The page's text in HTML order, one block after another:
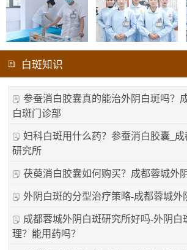
白斑知识
参蚕消白胶囊真的能治外阴白斑吗？
白斑门诊部
妇科白斑用什么药？参蚕消白胶囊_
研究所
茯萸消白胶囊如何购买？成都蓉城外
外阴白斑的分型治疗策略-成都蓉城外
成都蓉城外阴白斑研究所好吗-外阴白
理？能用药吗？